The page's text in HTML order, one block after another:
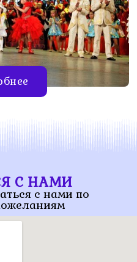
С НАМИ
с нами по